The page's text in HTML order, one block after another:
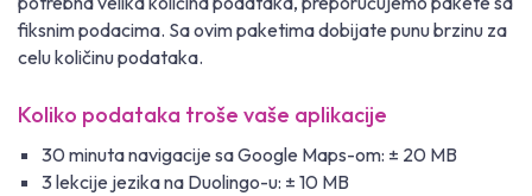
fiksnim podacima. Sa ovim paketima dobijate punu brzinu za
celu količinu podataka.
Koliko podataka troše vaše aplikacije
30 minuta navigacije sa Google Maps-om: ± 20 MB
3 lekcije jezika na Duolingo-u: ± 10 MB